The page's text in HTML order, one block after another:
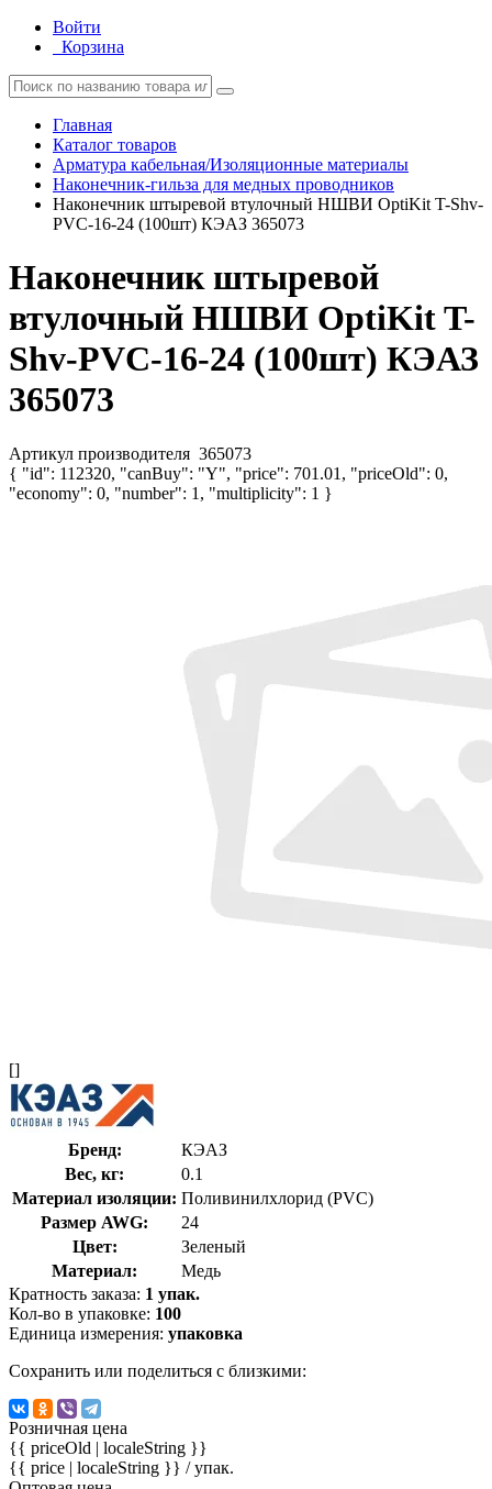
Войти
Корзина
Главная
Каталог товаров
Арматура кабельная/Изоляционные материалы
Наконечник-гильза для медных проводников
Наконечник штыревой втулочный НШВИ OptiKit T-Shv-
PVC-16-24 (100шт) КЭАЗ 365073
Наконечник штыревой
втулочный НШВИ OptiKit T-
Shv-PVC-16-24 (100шт) КЭАЗ
365073
Артикул производителя 365073
{ "id": 112320, "canBuy": "Y", "price": 701.01, "priceOld": 0,
"economy": 0, "number": 1, "multiplicity": 1 }
[]
Бренд:
КЭАЗ
Вес, кг:
0.1
Материал изоляции: Поливинилхлорид (PVC)
Размер AWG:
24
Цвет:
Зеленый
Материал:
Медь
Кратность заказа: 1 упак.
Кол-во в упаковке: 100
Единица измерения: упаковка
Сохранить или поделиться с близкими:
Розничная цена
{{ priceOld | localeString }}
{{ price | localeString }} / упак.